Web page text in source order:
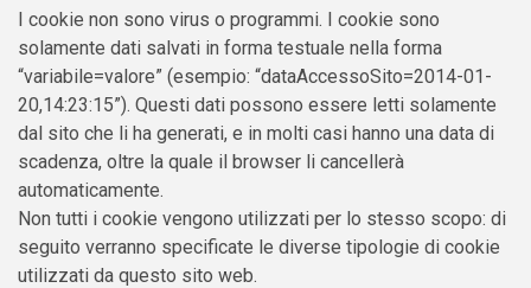
I cookie non sono virus o programmi. I cookie sono
solamente dati salvati in forma testuale nella forma
“variabile=valore” (esempio: “dataAccessoSito=2014-01-
20,14:23:15”). Questi dati possono essere letti solamente
dal sito che li ha generati, e in molti casi hanno una data di
scadenza, oltre la quale il browser li cancellerà
automaticamente.
Non tutti i cookie vengono utilizzati per lo stesso scopo: di
seguito verranno specificate le diverse tipologie di cookie
utilizzati da questo sito web.